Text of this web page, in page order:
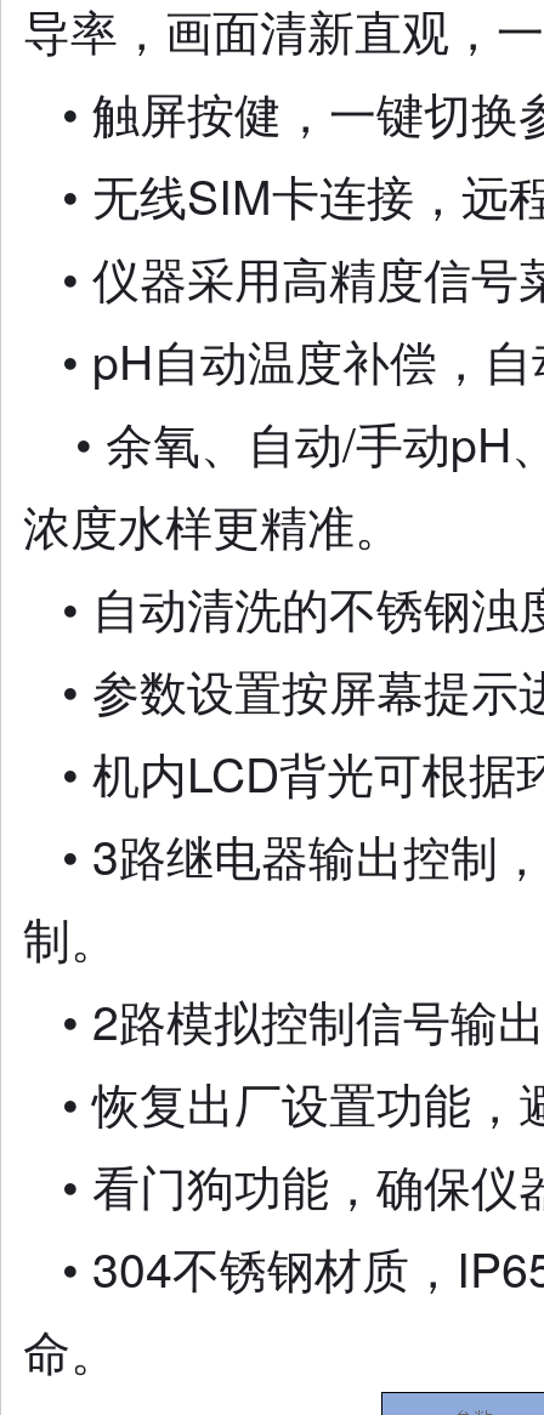
导率，画面清新直观，
• 触屏按健，一键切
• 无线SIM卡连接，远
• 仪器采用高精度信
• pH自动温度补偿，
• 余氧、自动/手动pH
浓度水样更精准。
• 自动清洗的不锈钢
• 参数设置按屏幕提
• 机内LCD背光可根
• 3路继电器输出控制
制。
• 2路模拟控制信号输
• 恢复出厂设置功能
• 看门狗功能，确保
• 304不锈钢材质，
命。